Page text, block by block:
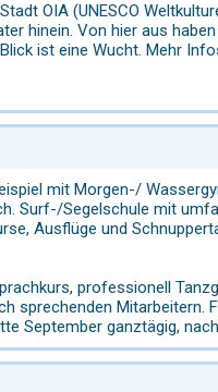
OIA (UNESCO
hinein. Von hier aus haben
ist eine Wucht. Mehr
mit Morgen-/
Surf-/Segelschule mit
Ausflüge und
professionell
sprechenden Mitarbeitern.
September ganztägig,